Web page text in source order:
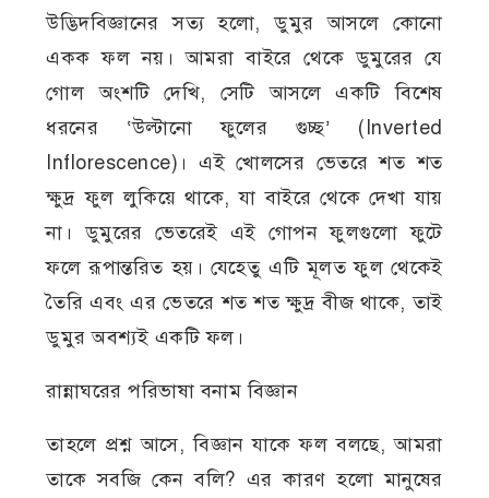
উদ্ভিদবিজ্ঞানের সত্য হলো, ডুমুর আসলে কোনো
একক ফল নয়। আমরা বাইরে থেকে ডুমুরের যে
গোল অংশটি দেখি, সেটি আসলে একটি বিশেষ
ধরনের ‘উল্টানো ফুলের গুচ্ছ’ (Inverted
Inflorescence)। এই খোলসের ভেতরে শত শত
ক্ষুদ্র ফুল লুকিয়ে থাকে, যা বাইরে থেকে দেখা যায়
না। ডুমুরের ভেতরেই এই গোপন ফুলগুলো ফুটে
ফলে রূপান্তরিত হয়। যেহেতু এটি মূলত ফুল থেকেই
তৈরি এবং এর ভেতরে শত শত ক্ষুদ্র বীজ থাকে, তাই
ডুমুর অবশ্যই একটি ফল।
রান্নাঘরের পরিভাষা বনাম বিজ্ঞান
তাহলে প্রশ্ন আসে, বিজ্ঞান যাকে ফল বলছে, আমরা
তাকে সবজি কেন বলি? এর কারণ হলো মানুষের